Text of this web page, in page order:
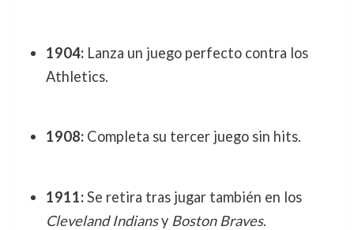
1904:Lanza un juego perfecto contra los
Athletics.
1908:Completa su tercer juego sin hits.
1911:Se retira tras jugar también en los
Cleveland Indiansy Boston Braves.